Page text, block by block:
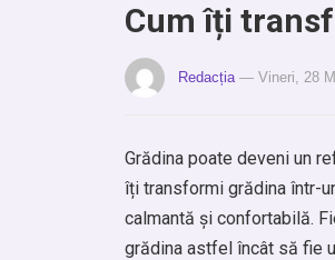
Cum îți
Redacția — Vineri, 28
Grădina poate deveni un
îți transformi grădina într-
calmantă și confortabilă.
grădina astfel încât să fie